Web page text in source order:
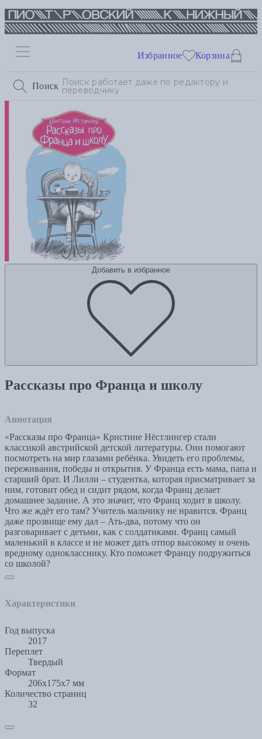
Поиск
Избранное Корзина
Добавить в избранное
Рассказы про Франца и школу
Аннотация
«Рассказы про Франца» Кристине Нёстлингер стали
классикой австрийской детской литературы. Они помогают
посмотреть на мир глазами ребёнка. Увидеть его проблемы,
переживания, победы и открытия. У Франца есть мама, папа и
старший брат. И Лилли – студентка, которая присматривает за
ним, готовит обед и сидит рядом, когда Франц делает
домашнее задание. А это значит, что Франц ходит в школу.
Что же ждёт его там? Учитель мальчику не нравится. Франц
даже прозвище ему дал – Ать-два, потому что он
разговаривает с детьми, как с солдатиками. Франц самый
маленький в классе и не может дать отпор высокому и очень
вредному однокласснику. Кто поможет Францу подружиться
со школой?
Характеристики
Год выпуска
2017
Переплет
Твердый
Формат
206x175x7 мм
Количество страниц
32